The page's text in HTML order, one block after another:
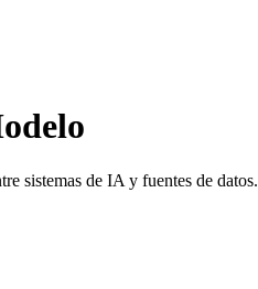
sistemas de IA y fuentes de datos.